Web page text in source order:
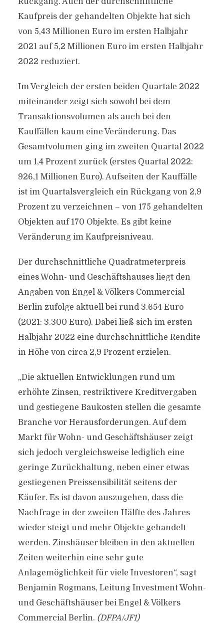
Kaufpreis der gehandelten Objekte hat sich
von 5,43 Millionen Euro im ersten Halbjahr
2021 auf 5,2 Millionen Euro im ersten Halbjahr
2022 reduziert.
Im Vergleich der ersten beiden Quartale 2022
miteinander zeigt sich sowohl bei dem
Transaktionsvolumen als auch bei den
Kauffällen kaum eine Veränderung. Das
Gesamtvolumen ging im zweiten Quartal 2022
um 1,4 Prozent zurück (erstes Quartal 2022:
926,1 Millionen Euro). Aufseiten der Kauffälle
ist im Quartalsvergleich ein Rückgang von 2,9
Prozent zu verzeichnen – von 175 gehandelten
Objekten auf 170 Objekte. Es gibt keine
Veränderung im Kaufpreisniveau.
Der durchschnittliche Quadratmeterpreis
eines Wohn- und Geschäftshauses liegt den
Angaben von Engel & Völkers Commercial
Berlin zufolge aktuell bei rund 3.654 Euro
(2021: 3.300 Euro). Dabei ließ sich im ersten
Halbjahr 2022 eine durchschnittliche Rendite
in Höhe von circa 2,9 Prozent erzielen.
„Die aktuellen Entwicklungen rund um
erhöhte Zinsen, restriktivere Kreditvergaben
und gestiegene Baukosten stellen die gesamte
Branche vor Herausforderungen. Auf dem
Markt für Wohn- und Geschäftshäuser zeigt
sich jedoch vergleichsweise lediglich eine
geringe Zurückhaltung, neben einer etwas
gestiegenen Preissensibilität seitens der
Käufer. Es ist davon auszugehen, dass die
Nachfrage in der zweiten Hälfte des Jahres
wieder steigt und mehr Objekte gehandelt
werden. Zinshäuser bleiben in den aktuellen
Zeiten weiterhin eine sehr gute
Anlagemöglichkeit für viele Investoren“, sagt
Benjamin Rogmans, Leitung Investment Wohn-
und Geschäftshäuser bei Engel & Völkers
Commercial Berlin. (DFPA/JF1)